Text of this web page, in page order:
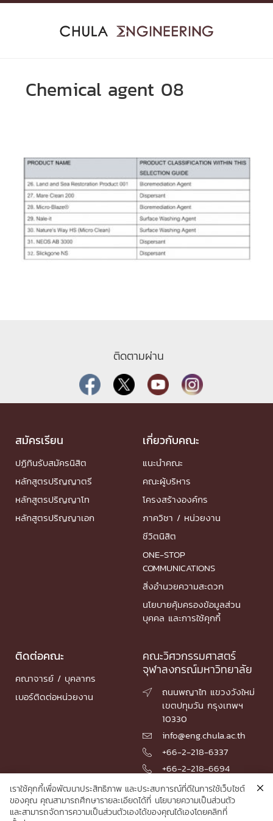
Skip
Chemical agent 08
ติดตามผ่าน
สมัครเรียน
ปฏิทินรับสมัครนิสิต
หลักสูตรปริญญาตรี
หลักสูตรปริญญาโท
หลักสูตรปริญญาเอก
เกี่ยวกับคณะ
แนะนำคณะ
คณะผู้บริหาร
โครงสร้างองค์กร
ภาควิชา / หน่วยงาน
ชีวิตนิสิต
ONE-STOP
COMMUNICATIONS
สิ่งอำนวยความสะดวก
นโยบายคุ้มครองข้อมูลส่วน
บุคคล และการใช้คุกกี้
ติดต่อคณะ
คณาจารย์ / บุคลากร
เบอร์ติดต่อหน่วยงาน
คณะวิศวกรรมศาสตร์
จุฬาลงกรณ์มหาวิทยาลัย

ถนนพญาไท แขวงวังใหม่
เขตปทุมวัน กรุงเทพฯ
10330
 info@eng.chula.ac.th
 +66-2-218-6337
 +66-2-218-6694
เราใช้คุกกี้เพื่อพัฒนาประสิทธิภาพ และประสบการณ์ที่ดีในการใช้เว็บไซต์
ของคุณ คุณสามารถศึกษารายละเอียดได้ที่ นโยบายความเป็นส่วนตัว
และสามารถจัดการความเป็นส่วนตัวเองได้ของคุณได้เองโดยคลิกที่